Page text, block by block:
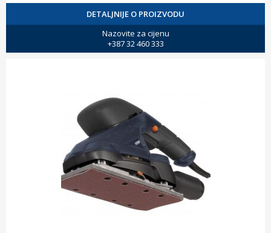
DETALJNIJE O PROIZVODU
Nazovite za cijenu
+387 32 460 333